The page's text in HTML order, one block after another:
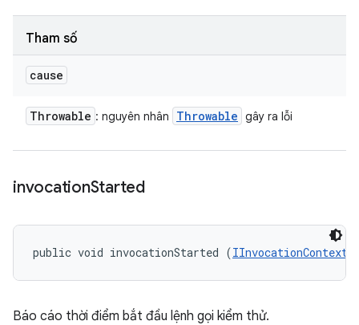
Tham số
cause
Throwable : nguyên nhân Throwable gây ra lỗi
invocationStarted
public void invocationStarted (IInvocationContext
Báo cáo thời điểm bắt đầu lệnh gọi kiểm thử.